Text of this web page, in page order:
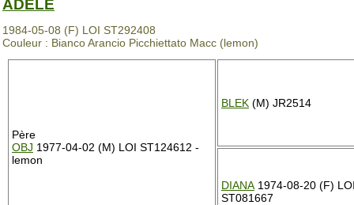
ADELE
1984-05-08 (F) LOI ST292408
Couleur : Bianco Arancio Picchiettato Macc (lemon)
Père
OBJ 1977-04-02 (M) LOI ST124612 -
lemon
BLEK (M) JR2514
DIANA 1974-08-20 (F)
ST081667